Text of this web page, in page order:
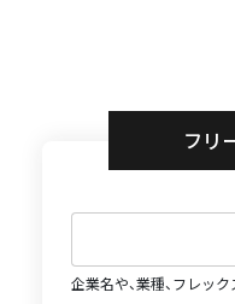
フリ
企業名や、業種、フレッ